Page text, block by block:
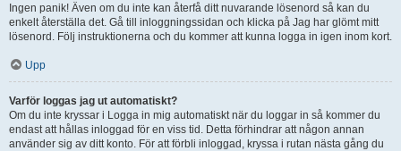
Ingen panik! Även om du inte kan återfå ditt nuvarande lösenord så kan du
enkelt återställa det. Gå till inloggningssidan och klicka på Jag har glömt mitt
lösenord. Följ instruktionerna och du kommer att kunna logga in igen inom kort.
Upp
Varför loggas jag ut automatiskt?
Om du inte kryssar i Logga in mig automatiskt när du loggar in så kommer du
endast att hållas inloggad för en viss tid. Detta förhindrar att någon annan
använder sig av ditt konto. För att förbli inloggad, kryssa i rutan nästa gång du